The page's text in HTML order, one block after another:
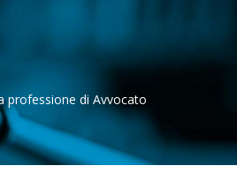
professione di Avvocato